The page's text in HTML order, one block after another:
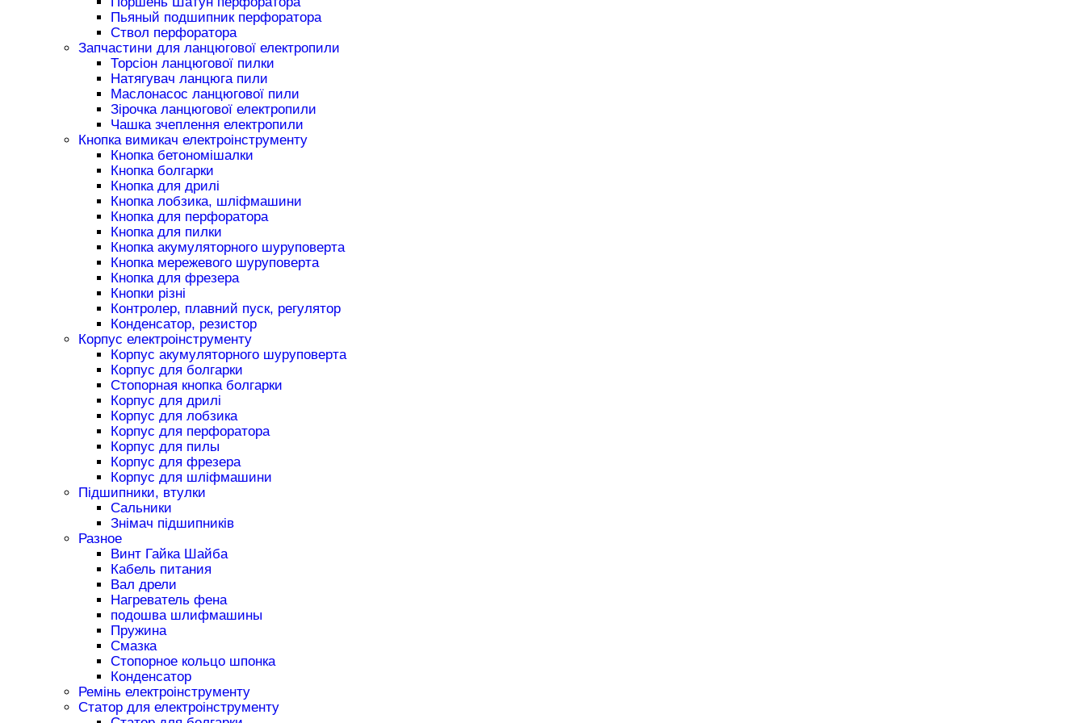
Пьяный подшипник перфоратора
Ствол перфоратора
Запчастини для ланцюгової електропили
Торсіон ланцюгової пилки
Натягувач ланцюга пили
Маслонасос ланцюгової пили
Зірочка ланцюгової електропили
Чашка зчеплення електропили
Кнопка вимикач електроінструменту
Кнопка бетономішалки
Кнопка болгарки
Кнопка для дрилі
Кнопка лобзика, шліфмашини
Кнопка для перфоратора
Кнопка для пилки
Кнопка акумуляторного шуруповерта
Кнопка мережевого шуруповерта
Кнопка для фрезера
Кнопки різні
Контролер, плавний пуск, регулятор
Конденсатор, резистор
Корпус електроінструменту
Корпус акумуляторного шуруповерта
Корпус для болгарки
Стопорная кнопка болгарки
Корпус для дрилі
Корпус для лобзика
Корпус для перфоратора
Корпус для пилы
Корпус для фрезера
Корпус для шліфмашини
Підшипники, втулки
Сальники
Знімач підшипників
Разное
Винт Гайка Шайба
Кабель питания
Вал дрели
Нагреватель фена
подошва шлифмашины
Пружина
Смазка
Стопорное кольцо шпонка
Конденсатор
Ремінь електроінструменту
Статор для електроінструменту